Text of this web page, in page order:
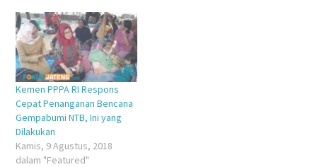
Kemen PPPA RI Respons
Cepat Penanganan Bencana
Gempabumi NTB, Ini yang
Dilakukan
Kamis, 9 Agustus, 2018
dalam "Featured"